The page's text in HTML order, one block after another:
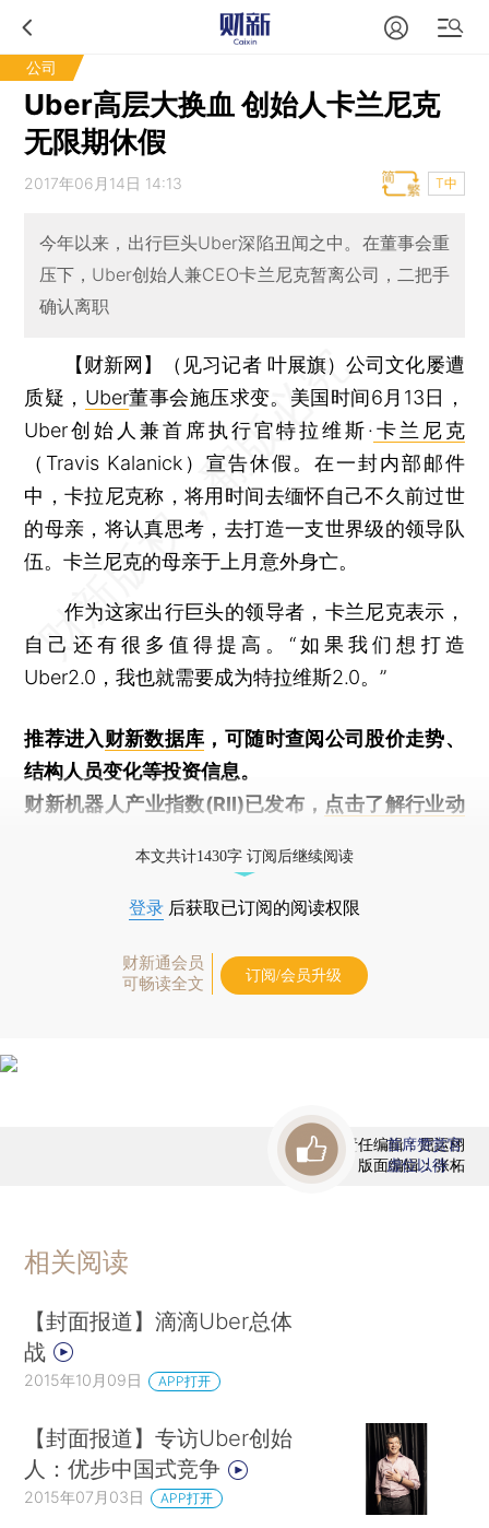
公司
Uber高层大换血 创始人卡兰尼克
无限期休假
2017年06月14日 14:13 T中
今年以来，出行巨头Uber深陷丑闻之中。在董事会重
压下，Uber创始人兼CEO卡兰尼克暂离公司，二把手
确认离职
【财新网】（见习记者 叶展旗）公司文化屡遭
质疑， Uber董事会施压求变。美国时间6月13日，
Uber创始人兼首席执行官特拉维斯·卡兰尼克
（Travis Kalanick）宣告休假。在一封内部邮件
中，卡拉尼克称，将用时间去缅怀自己不久前过世
的母亲，将认真思考，去打造一支世界级的领导队
伍。卡兰尼克的母亲于上月意外身亡。
作为这家出行巨头的领导者，卡兰尼克表示，
自己还有很多值得提高。“如果我们想打造
Uber2.0，我也就需要成为特拉维斯2.0。”
推荐进入财新数据库 ，可随时查阅公司股价走势、
结构人员变化等投资信息。
财新机器人产业指数(RII)已发布， 点击了解行业动
本文共计1430字 订阅后继续阅读
登录 后获取已订阅的阅读权限
财新通会员
可畅读全文
订阅/会员升级
责任编辑：屈运栩
版面编辑：张柘
首席赞赏官
虚位以待
相关阅读
【封面报道】滴滴Uber总体
战
2015年10月09日 APP打开
【封面报道】专访Uber创始
人：优步中国式竞争
2015年07月03日 APP打开